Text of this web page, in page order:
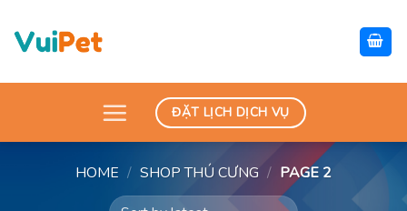
content
ĐẶT LỊCH DỊCH VỤ
HOME / SHOP THÚ CƯNG / PAGE 2